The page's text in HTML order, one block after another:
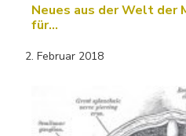
Neues aus der Welt der
für…
2. Februar 2018